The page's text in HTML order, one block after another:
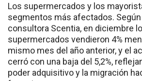
Los supermercados y los
segmentos más afectados.
consultora Scentia, en diciembre
supermercados vendieron 4%
mismo mes del año anterior, y el
cerró con una baja del 5,2%,
poder adquisitivo y la migración